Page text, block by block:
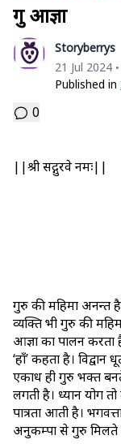
गुरु आज्ञा
Storyberrys
21 Jul 2024 •
Published in
0
||श्री सद्गुरवे नमः||
गुरु की महिमा अनन्त
व्यक्ति भी गुरु की
आज्ञा का पालन करता
‘हाँ’ कहता है। विद्वान
एकाध ही गुरु भक्त
लगती है। ध्यान योग तो
पात्रता आती है।
अनुकम्पा से गुरु मिलते